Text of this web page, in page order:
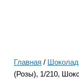
Главная /
(Розы), 1/210,